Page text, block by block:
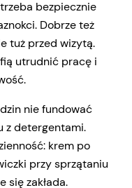
bezpiecznie
Dobrze też
tuż przed wizytą.
utrudnić pracę i
nie fundować
z detergentami.
krem po
przy sprzątaniu
się zakłada.